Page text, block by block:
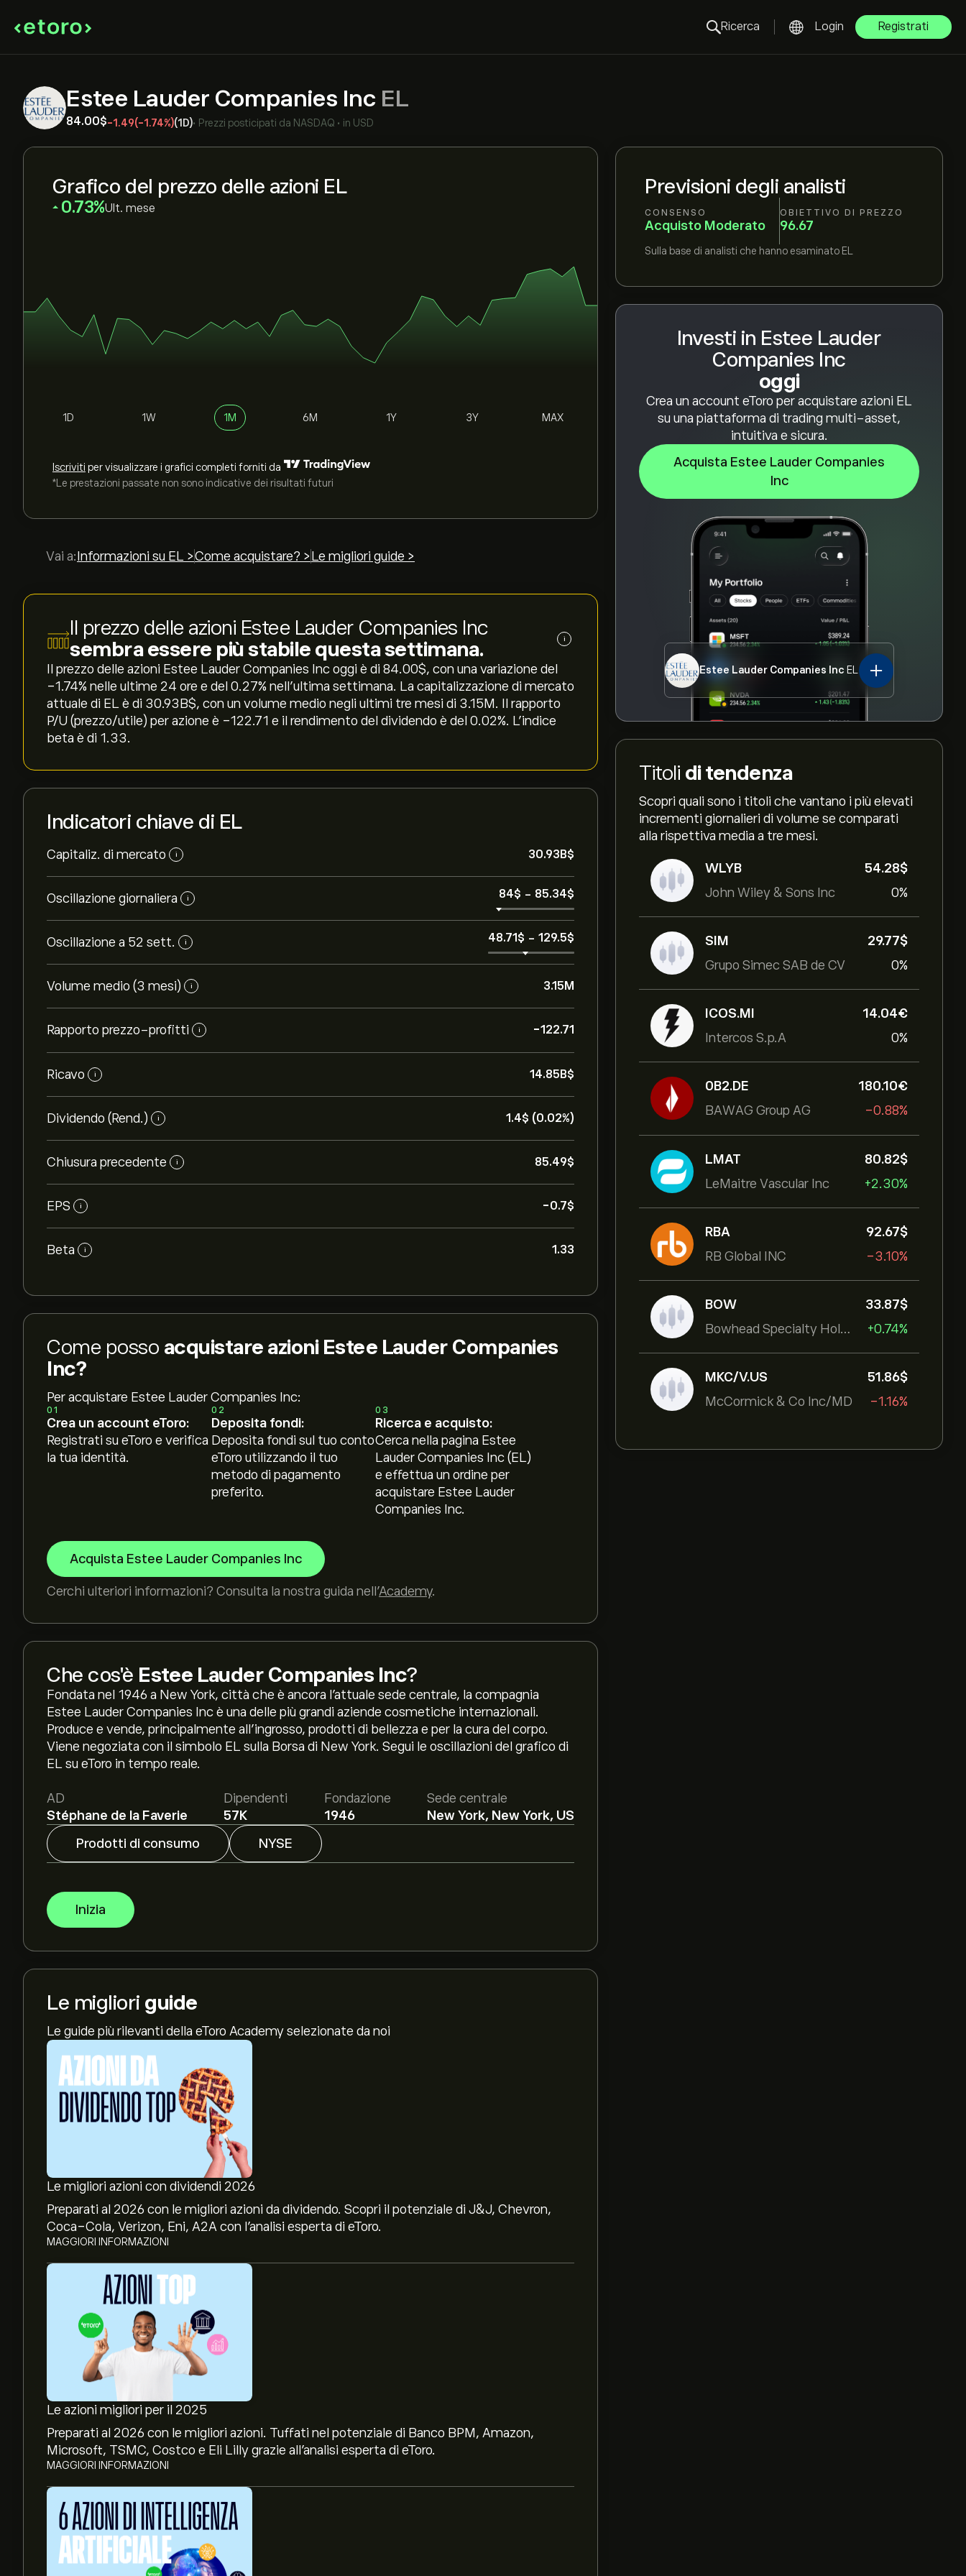
Ricerca Login Registrati
Estee Lauder Companies Inc EL
84.00‎$‎-1.49(-1.74%)(1D)• Prezzi posticipati da NASDAQ • in USD
Previsioni degli analisti
CONSENSO
Acquisto Moderato
OBIETTIVO DI PREZZO
96.67
Sulla base di analisti che hanno esaminato EL
Investi in Estee Lauder
Companies Inc
oggi
Crea un account eToro per acquistare azioni EL
su una piattaforma di trading multi-asset,
intuitiva e sicura.
Acquista Estee Lauder Companies
Inc
Estee Lauder Companies Inc EL
Titoli di tendenza
Scopri quali sono i titoli che vantano i più elevati
incrementi giornalieri di volume se comparati
alla rispettiva media a tre mesi.
WLYB
John Wiley & Sons Inc
54.28‎$‎
0%
SIM
Grupo Simec SAB de CV
29.77‎$‎
0%
ICOS.MI
Intercos S.p.A
14.04‎€‎
0%
0B2.DE
BAWAG Group AG
180.10‎€‎
-0.88%
LMAT
LeMaitre Vascular Inc
80.82‎$‎
+2.30%
RBA
RB Global INC
92.67‎$‎
-3.10%
BOW
Bowhead Specialty Holdings Inc
33.87‎$‎
+0.74%
MKC/V.US
McCormick & Co Inc/MD
51.86‎$‎
-1.16%
Grafico del prezzo delle azioni EL
‎0.73‎ Ult. mese
1D 1W 1M 6M 1Y 3Y MAX
Iscriviti per visualizzare i grafici completi forniti da
*Le prestazioni passate non sono indicative dei risultati futuri
Vai a: Informazioni su EL >Come acquistare? > Le migliori guide >
Il prezzo delle azioni Estee Lauder Companies Inc
sembra essere più stabile questa settimana.
i
Il prezzo delle azioni Estee Lauder Companies Inc oggi è di 84.00‎$‎, con una variazione del
‎-1.74‎% nelle ultime 24 ore e del ‎0.27‎% nell'ultima settimana. La capitalizzazione di mercato
attuale di EL è di 30.93B‎$‎, con un volume medio negli ultimi tre mesi di 3.15M. Il rapporto
P/U (prezzo/utile) per azione è -122.71 e il rendimento del dividendo è del 0.02%. L'indice
beta è di 1.33.
Indicatori chiave di EL
Capitaliz. di mercato i 30.93B‎$‎
Oscillazione giornaliera i 84‎$‎ - 85.34‎$‎
Oscillazione a 52 sett. i 48.71‎$‎ - 129.5‎$‎
Volume medio (3 mesi) i 3.15M
Rapporto prezzo-profitti i -122.71
Ricavo i 14.85B‎$‎
Dividendo (Rend.) i 1.4‎$‎ (0.02%)
Chiusura precedente i 85.49‎$‎
EPS i -0.7‎$‎
Beta i 1.33
Come posso acquistare azioni Estee Lauder Companies
Inc?
Per acquistare Estee Lauder Companies Inc:
01
Crea un account eToro:
Registrati su eToro e verifica
la tua identità.
02
Deposita fondi:
Deposita fondi sul tuo conto
eToro utilizzando il tuo
metodo di pagamento
preferito.
03
Ricerca e acquisto:
Cerca nella pagina Estee
Lauder Companies Inc (EL)
e effettua un ordine per
acquistare Estee Lauder
Companies Inc.
Acquista Estee Lauder Companies Inc
Cerchi ulteriori informazioni? Consulta la nostra guida nell’Academy.
Che cos'è Estee Lauder Companies Inc?
Fondata nel 1946 a New York, città che è ancora l’attuale sede centrale, la compagnia
Estee Lauder Companies Inc è una delle più grandi aziende cosmetiche internazionali.
Produce e vende, principalmente all’ingrosso, prodotti di bellezza e per la cura del corpo.
Viene negoziata con il simbolo EL sulla Borsa di New York. Segui le oscillazioni del grafico di
EL su eToro in tempo reale.
AD
Stéphane de la Faverie
Dipendenti
57K
Fondazione
1946
Sede centrale
New York, New York, US
Prodotti di consumo
NYSE
Inizia
Le migliori guide
Le guide più rilevanti della eToro Academy selezionate da noi
Le migliori azioni con dividendi 2026
Preparati al 2026 con le migliori azioni da dividendo. Scopri il potenziale di J&J, Chevron,
Coca-Cola, Verizon, Eni, A2A con l’analisi esperta di eToro.
MAGGIORI INFORMAZIONI
Le azioni migliori per il 2025
Preparati al 2026 con le migliori azioni. Tuffati nel potenziale di Banco BPM, Amazon,
Microsoft, TSMC, Costco e Eli Lilly grazie all’analisi esperta di eToro.
MAGGIORI INFORMAZIONI
Il prezzo attuale delle azioni EL è di 84.00‎$‎.